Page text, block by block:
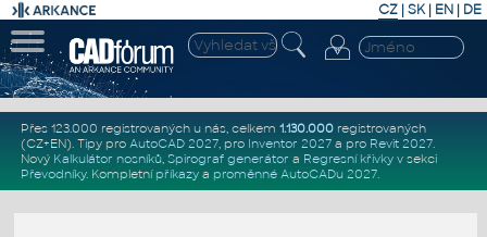
CZ | SK| EN | DE
Přes 123.000 registrovaných u nás, celkem 1.130.000registrovaných
(CZ+EN). Tipy pro AutoCAD 2027, pro Inventor 2027a pro Revit 2027.
Nový Kalkulátor nosníků, Spirograf generátor a Regresní křivkyv sekci
Převodníky. Kompletní příkazya proměnné AutoCADu 2027.